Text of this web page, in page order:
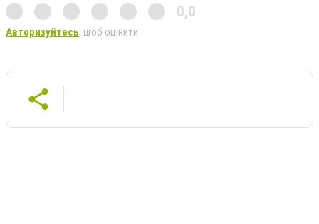
0,0
Авторизуйтесь, щоб оцінити